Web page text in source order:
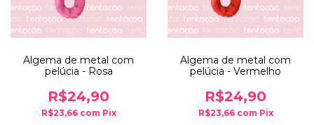
Algema de metal com
pelúcia - Rosa
R$24,90
R$23,66 com Pix
Algema de metal com
pelúcia - Vermelho
R$24,90
R$23,66 com Pix